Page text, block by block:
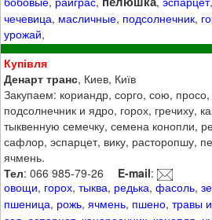
чечевица, масличные, подсолнечник,
урожай,
Купівля
Денарт транс, Киев, Київ
Закупаем: кориандр, сорго, сою,
подсолнечник и ядро, горох, гречиху,
тыквенную семечку, семена конопли,
сафлор, эспарцет, вику, расторопшу,
ячмень.
Тел: 066 985-79-26 E-mail:
овощи, горох,тыква, редька,фасоль,
пшеница, рожь,ячмень, пшено,травы